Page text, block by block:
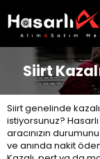
Siirt
Siirt genelinde kazalı
istiyorsunuz?
aracınızın
ve anında nakit